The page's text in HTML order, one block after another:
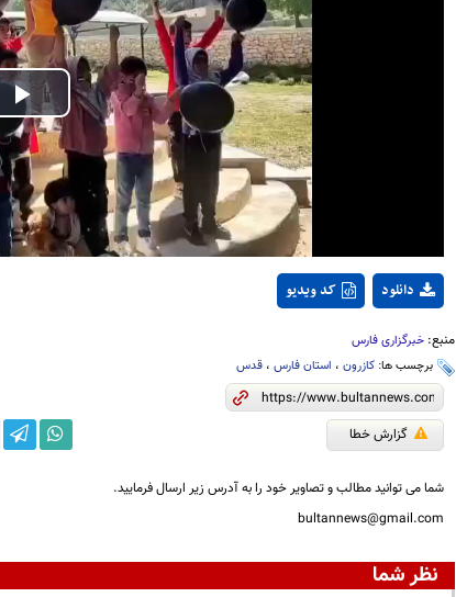
Play
Video
کد ویدیو دانلود
منبع: خبرگزاری فارس
برچسب ها: کازرون، استان فارس، قدس
گزارش خطا
شما می توانید مطالب و تصاویر خود را به آدرس زیر ارسال فرمایید.
bultannews@gmail.com
نظر شما